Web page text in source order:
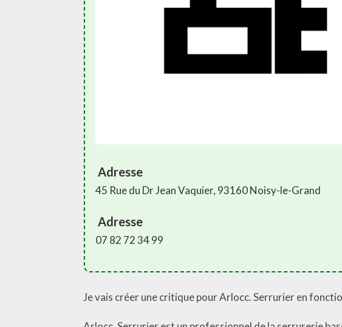
Adresse
45 Rue du Dr Jean Vaquier, 93160 Noisy-le-Grand
Adresse
07 82 72 34 99
Je vais créer une critique pour Arlocc. Serrurier en